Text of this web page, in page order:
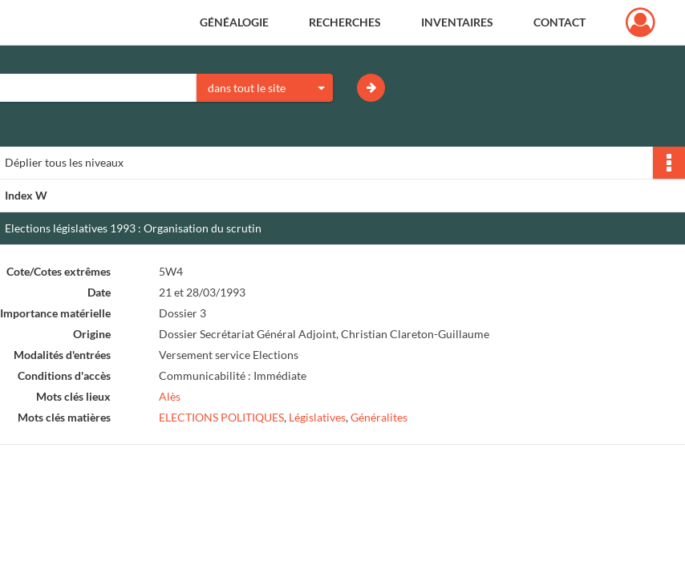
GÉNÉALOGIE RECHERCHES INVENTAIRES CONTACT
dans tout le site
Dépliertous les niveaux
Index W
Elections législatives 1993 : Organisation du scrutin
Cote/Cotes extrêmes
5W4
Date
21 et 28/03/1993
Importance matérielle
Dossier 3
Origine
Dossier Secrétariat Général Adjoint, Christian Clareton-Guillaume
Modalités d'entrées
Versement service Elections
Conditions d'accès
Communicabilité : Immédiate
Mots clés lieux
Alès
Mots clés matières
ELECTIONS POLITIQUES, Législatives,Généralites